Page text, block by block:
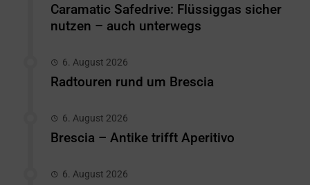
Caramatic Safedrive: Flüssiggas sicher
nutzen – auch unterwegs
6. August 2026
Radtouren rund um Brescia
6. August 2026
Brescia – Antike trifft Aperitivo
6. August 2026